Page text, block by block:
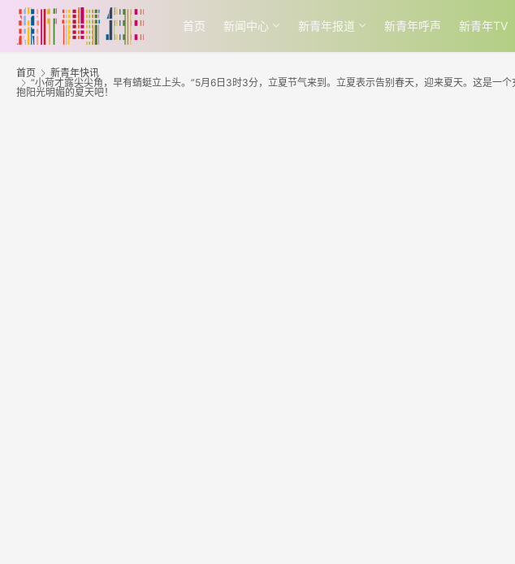
首页 新闻中心 新青年报道 新青年呼声 新青年TV
首页
新青年快讯
“小荷才露尖尖角，早有蜻蜓立上头。”5月6日3时3分，立夏节气来到。立夏表示告别春天，迎来夏天。这是
抱阳光明媚的夏天吧！ ​​​